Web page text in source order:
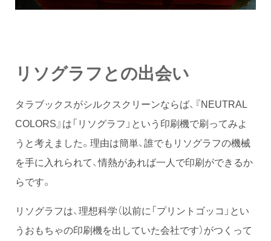
リソグラフとの出会い
タラブックスがシルクスクリーンならば、『NEUTRAL
COLORS』は「リソグラフ」という印刷機で刷ってみよ
うと考えました。理由は簡単、誰でもリソグラフの機械
を手に入れられて、情熱があれば一人で印刷ができるか
らです。
リソグラフは、理想科学（以前に「プリントゴッコ」とい
うおもちゃの印刷機を出していた会社です）がつくって